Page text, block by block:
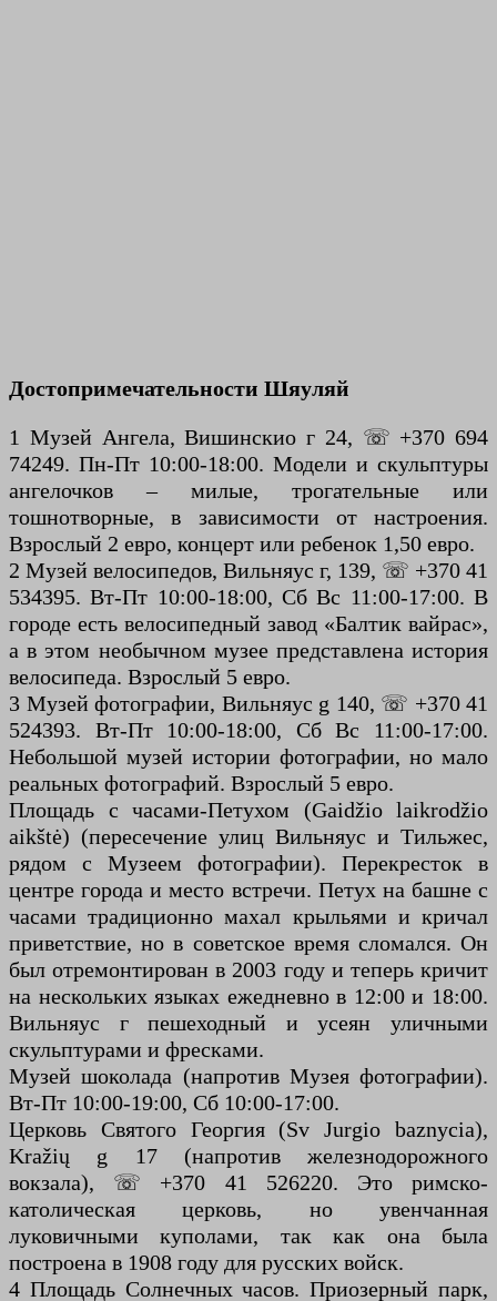
Достопримечательности Шяуляй
1 Музей Ангела, Вишинскио г 24, ☏ +370 694
74249. Пн-Пт 10:00-18:00. Модели и скульптуры
ангелочков – милые, трогательные или
тошнотворные, в зависимости от настроения.
Взрослый 2 евро, концерт или ребенок 1,50 евро.
2 Музей велосипедов, Вильняус г, 139, ☏ +370 41
534395. Вт-Пт 10:00-18:00, Сб Вс 11:00-17:00. В
городе есть велосипедный завод «Балтик вайрас»,
а в этом необычном музее представлена история
велосипеда. Взрослый 5 евро.
3 Музей фотографии, Вильняус g 140, ☏ +370 41
524393. Вт-Пт 10:00-18:00, Сб Вс 11:00-17:00.
Небольшой музей истории фотографии, но мало
реальных фотографий. Взрослый 5 евро.
Площадь с часами-Петухом (Gaidžio laikrodžio
aikštė) (пересечение улиц Вильняус и Тильжес,
рядом с Музеем фотографии). Перекресток в
центре города и место встречи. Петух на башне с
часами традиционно махал крыльями и кричал
приветствие, но в советское время сломался. Он
был отремонтирован в 2003 году и теперь кричит
на нескольких языках ежедневно в 12:00 и 18:00.
Вильняус г пешеходный и усеян уличными
скульптурами и фресками.
Музей шоколада (напротив Музея фотографии).
Вт-Пт 10:00-19:00, Сб 10:00-17:00.
Церковь Святого Георгия (Sv Jurgio baznycia),
Kražių g 17 (напротив железнодорожного
вокзала), ☏ +370 41 526220. Это римско-
католическая церковь, но увенчанная
луковичными куполами, так как она была
построена в 1908 году для русских войск.
4 Площадь Солнечных часов. Приозерный парк,